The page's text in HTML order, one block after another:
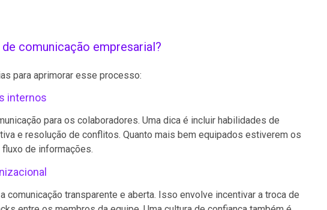
comunicação empresarial?
para aprimorar esse processo:
internos
para os colaboradores. Uma dica é incluir habilidades de
e resolução de conflitos. Quanto mais bem equipados estiverem os
de informações.
comunicação transparente e aberta. Isso envolve incentivar a troca de